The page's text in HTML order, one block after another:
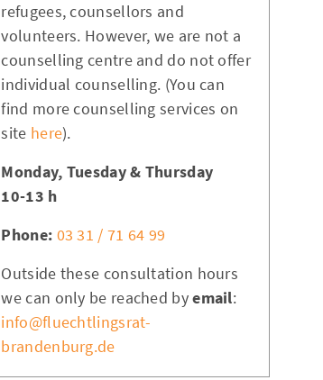
refugees, counsellors and
volunteers. However, we are not a
counselling centre and do not offer
individual counselling. (You can
find more counselling services on
site here).
Monday, Tuesday & Thursday
10-13 h
Phone: 03 31 / 71 64 99
Outside these consultation hours
we can only be reached byemail:
info@fluechtlingsrat-
brandenburg.de